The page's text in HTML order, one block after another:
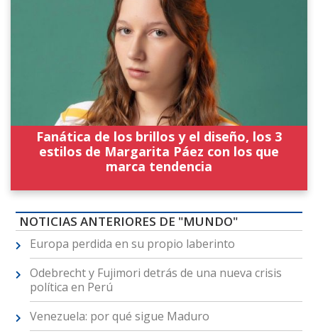
Fanática de los brillos y el diseño, los 3
estilos de Margarita Páez con los que
marca tendencia
NOTICIAS ANTERIORES DE "MUNDO"
Europa perdida en su propio laberinto
Odebrecht y Fujimori detrás de una nueva crisis
política en Perú
Venezuela: por qué sigue Maduro